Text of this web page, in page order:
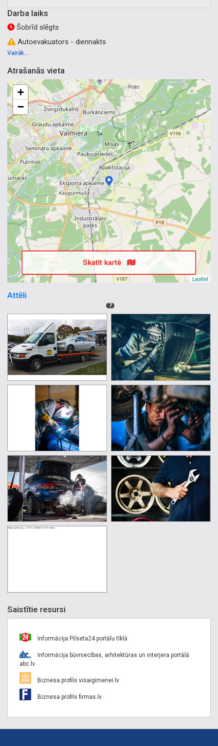
Darba laiks
Šobrīd slēgts
Autoevakuators - diennakts
Vairāk...
Atrašanās vieta
+
−
Leaflet
Skatīt kartē
Attēli
7
Saistītie resursi
Informācija Pilseta24 portālu tīklā
Informācija būvniecības, arhitektūras un interjera portālā
abc.lv
Biznesa profils visaigimenei.lv
Biznesa profils firmas.lv